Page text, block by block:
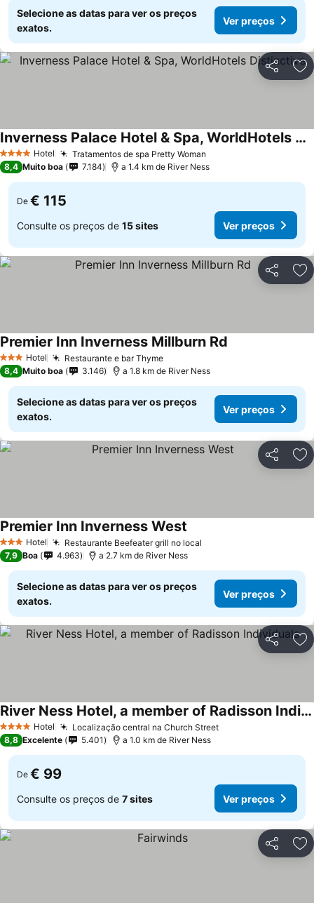
Selecione as datas para ver os preços
exatos.
Ver preços
Partilhar
4 EstrelasHotel Tratamentos de spa Pretty Woman
Inverness Palace Hotel & Spa, WorldHotels Distinctive
8,4 Muito boa 7.184 a 1.4 km de River Ness
De € 115
Consulte os preços de 15 sites Ver preços
Partilhar
3 EstrelasHotel Restaurante e bar Thyme
Premier Inn Inverness Millburn Rd
8,4 Muito boa 3.146 a 1.8 km de River Ness
Selecione as datas para ver os preços
exatos.
Ver preços
Partilhar
3 EstrelasHotel Restaurante Beefeater grill no local
Premier Inn Inverness West
7,9 Boa 4.963 a 2.7 km de River Ness
Selecione as datas para ver os preços
exatos.
Ver preços
Partilhar
4 EstrelasHotel Localização central na Church Street
River Ness Hotel, a member of Radisson Individuals
8,8 Excelente 5.401 a 1.0 km de River Ness
De € 99
Consulte os preços de 7 sites Ver preços
Partilhar